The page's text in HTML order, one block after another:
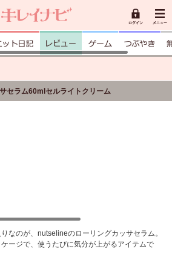
セラム60mlセルライトクリーム
なのが、nutselineのローリングカッサセラム。
ージで、使うたびに気分が上がるアイテムで